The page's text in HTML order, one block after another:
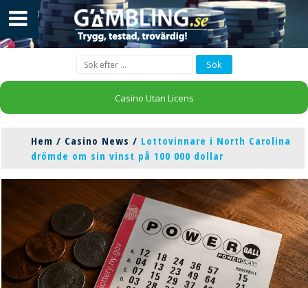
Casino Utan Licens
Hem / Casino News / Lottovinnare i North Carolina
drömde om sin vinst på 100 000 dollar